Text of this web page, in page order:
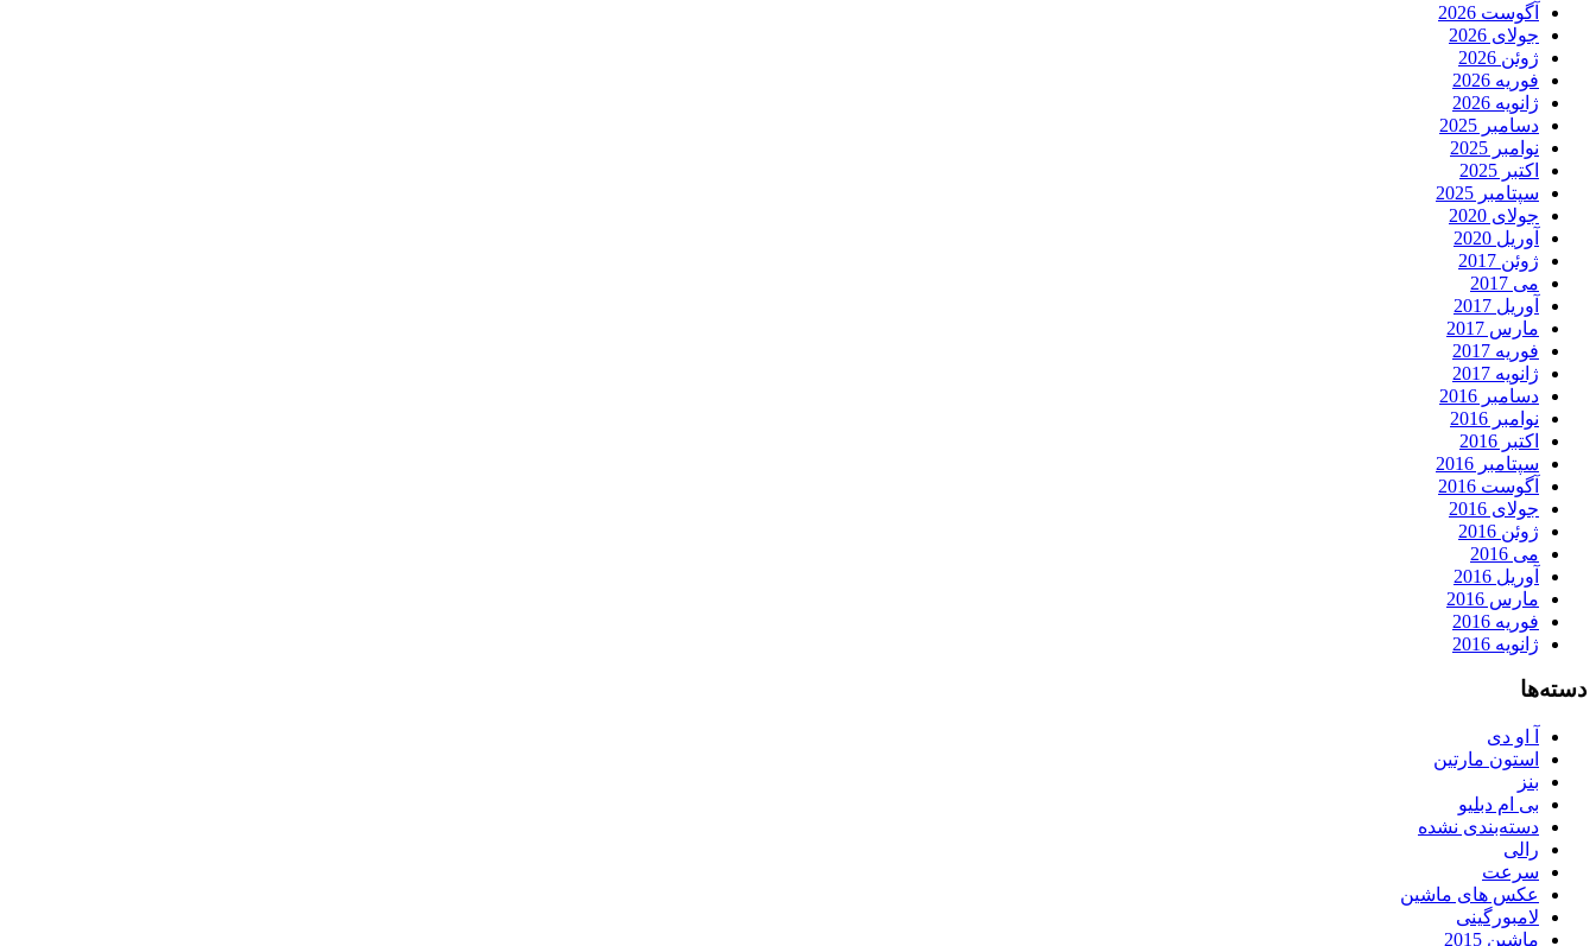
آگوست 2026
جولای 2026
ژوئن 2026
فوریه 2026
ژانویه 2026
دسامبر 2025
نوامبر 2025
اکتبر 2025
سپتامبر 2025
جولای 2020
آوریل 2020
ژوئن 2017
می 2017
آوریل 2017
مارس 2017
فوریه 2017
ژانویه 2017
دسامبر 2016
نوامبر 2016
اکتبر 2016
سپتامبر 2016
آگوست 2016
جولای 2016
ژوئن 2016
می 2016
آوریل 2016
مارس 2016
فوریه 2016
ژانویه 2016
دسته‌ها
آ او دی
استون مارتین
بنز
بی ام دبلیو
دسته‌بندی نشده
رالی
سرعت
عکس های ماشین
لامبورگینی
ماشین 2015